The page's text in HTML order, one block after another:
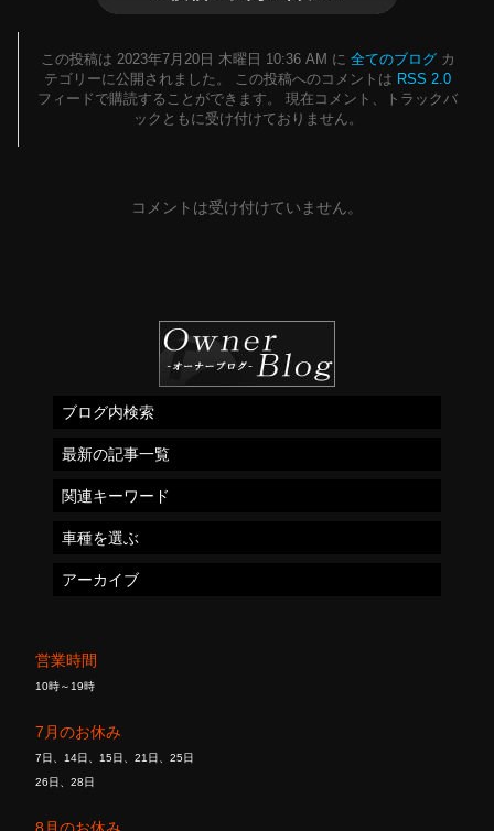
この投稿は 2023年7月20日 木曜日 10:36 AM に 全てのブログカ
テゴリーに公開されました。 この投稿へのコメントは RSS 2.0
フィードで購読することができます。 現在コメント、トラックバ
ックともに受け付けておりません。
コメントは受け付けていません。
営業時間
10時～19時
7月のお休み
7日、14日、15日、21日、25日
26日、28日
8月のお休み
ブログ内検索
最新の記事一覧
関連キーワード
車種を選ぶ
アーカイブ